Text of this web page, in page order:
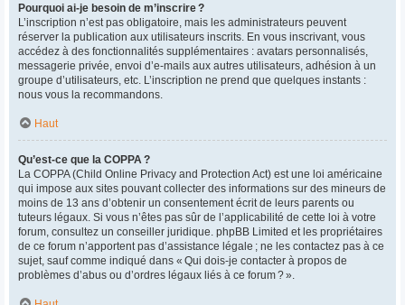
Pourquoi ai-je besoin de m’inscrire ?
L’inscription n’est pas obligatoire, mais les administrateurs peuvent
réserver la publication aux utilisateurs inscrits. En vous inscrivant, vous
accédez à des fonctionnalités supplémentaires : avatars personnalisés,
messagerie privée, envoi d’e-mails aux autres utilisateurs, adhésion à un
groupe d’utilisateurs, etc. L’inscription ne prend que quelques instants :
nous vous la recommandons.
Haut
Qu’est-ce que la COPPA ?
La COPPA (Child Online Privacy and Protection Act) est une loi américaine
qui impose aux sites pouvant collecter des informations sur des mineurs de
moins de 13 ans d’obtenir un consentement écrit de leurs parents ou
tuteurs légaux. Si vous n’êtes pas sûr de l’applicabilité de cette loi à votre
forum, consultez un conseiller juridique. phpBB Limited et les propriétaires
de ce forum n’apportent pas d’assistance légale ; ne les contactez pas à ce
sujet, sauf comme indiqué dans « Qui dois-je contacter à propos de
problèmes d’abus ou d’ordres légaux liés à ce forum ? ».